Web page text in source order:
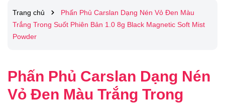
Trang chủ
Phấn Phủ Carslan Dạng Nén Vỏ Đen Màu
Trắng Trong Suốt Phiên Bản 1.0 8g Black Magnetic Soft Mist
Powder
Phấn Phủ Carslan Dạng Nén
Vỏ Đen Màu Trắng Trong